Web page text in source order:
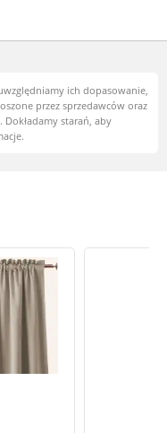
ich dopasowanie,
przez sprzedawców oraz
starań, aby